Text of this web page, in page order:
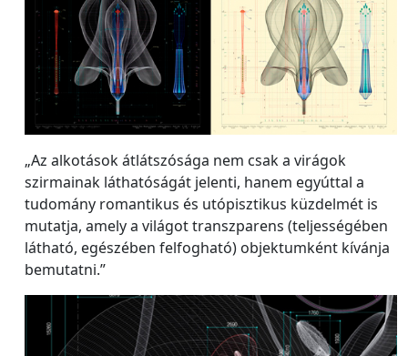
„Az alkotások átlátszósága nem csak a virágok
szirmainak láthatóságát jelenti, hanem egyúttal a
tudomány romantikus és utópisztikus küzdelmét is
mutatja, amely a világot transzparens (teljességében
látható, egészében felfogható) objektumként kívánja
bemutatni.”